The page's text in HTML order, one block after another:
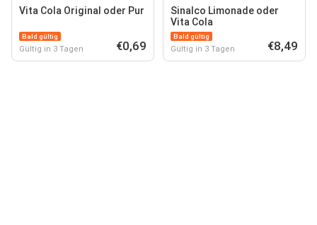
Vita Cola Original oder Pur
Bald gültig
Gültig in 3 Tagen €0,69
Sinalco Limonade oder
Vita Cola
Bald gültig
Gültig in 3 Tagen €8,49